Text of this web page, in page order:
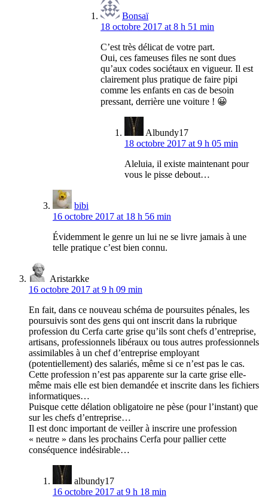
Bonsaï
18 octobre 2017 at 8 h 51 min
C’est très délicat de votre part.
Oui, ces fameuses files ne sont dues
qu’aux codes sociétaux en vigueur. Il est
clairement plus pratique de faire pipi
comme les enfants en cas de besoin
pressant, derrière une voiture ! 😀
Albundy17
18 octobre 2017 at 9 h 05 min
Aleluia, il existe maintenant pour
vous le pisse debout…
bibi
16 octobre 2017 at 18 h 56 min
Évidemment le genre un lui ne se livre jamais à une
telle pratique c’est bien connu.
Aristarkke
16 octobre 2017 at 9 h 09 min
En fait, dans ce nouveau schéma de poursuites pénales, les
poursuivis sont des gens qui ont inscrit dans la rubrique
profession du Cerfa carte grise qu’ils sont chefs d’entreprise,
artisans, professionnels libéraux ou tous autres professionnels
assimilables à un chef d’entreprise employant
(potentiellement) des salariés, même si ce n’est pas le cas.
Cette profession n’est pas apparente sur la carte grise elle-
même mais elle est bien demandée et inscrite dans les fichiers
informatiques…
Puisque cette délation obligatoire ne pèse (pour l’instant) que
sur les chefs d’entreprise…
Il est donc important de veiller à inscrire une profession
« neutre » dans les prochains Cerfa pour pallier cette
conséquence indésirable…
albundy17
16 octobre 2017 at 9 h 18 min